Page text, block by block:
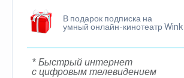
В подарок подписка на
умный онлайн-кинотеатр Wink
* Быстрый интернет
с цифровым телевидением